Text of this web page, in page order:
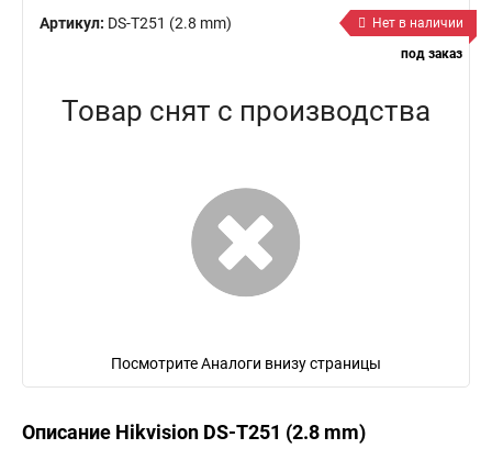
Артикул: DS-T251 (2.8 mm)
Нет в наличии
под заказ
Товар снят с производства
Посмотрите Аналоги внизу страницы
Описание Hikvision DS-T251 (2.8 mm)